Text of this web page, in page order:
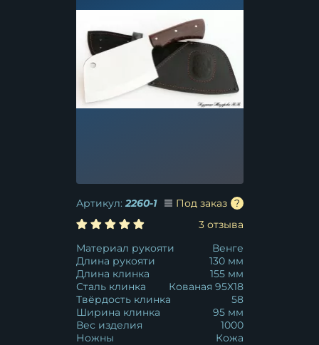
Артикул:2260-1
Под заказ
3 отзыва
Материал рукояти
Венге
Длина рукояти
130 мм
Длина клинка
155 мм
Сталь клинка
Кованая 95Х18
Твёрдость клинка
58
Ширина клинка
95 мм
Вес изделия
1000
Ножны
Кожа